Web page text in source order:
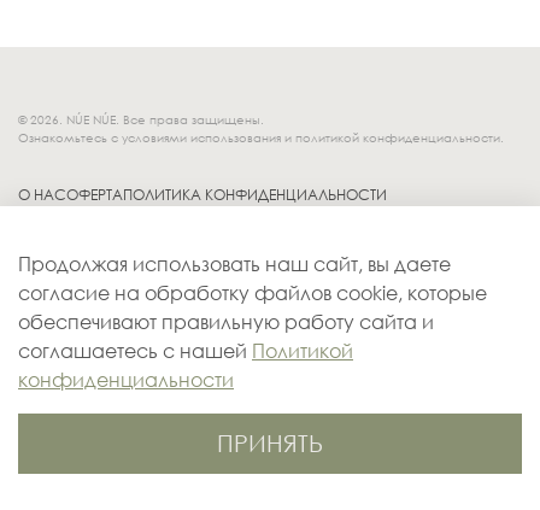
© 2026. NÚE NÚE. Все права защищены.
Ознакомьтесь с условиями использования и политикой конфиденциальности.
О НАСОФЕРТАПОЛИТИКА КОНФИДЕНЦИАЛЬНОСТИ
ДОСТАВКА
КОНТАКТЫ
ОПЛАТА
Продолжая использовать наш сайт, вы даете
согласие на обработку файлов cookie, которые
обеспечивают правильную работу сайта и
соглашаетесь с нашей Политикой
конфиденциальности
ПРИНЯТЬ